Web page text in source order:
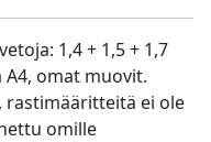
1,4 + 1,5 + 1,7
A4, omat muovit.
ei ole
omille